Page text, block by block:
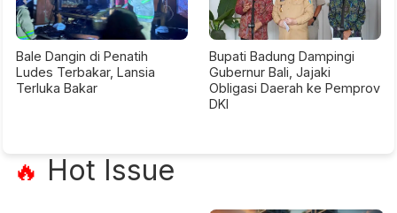
Bale Dangin di Penatih
Ludes Terbakar, Lansia
Terluka Bakar
Bupati Badung Dampingi
Gubernur Bali, Jajaki
Obligasi Daerah ke Pemprov
DKI
🔥 Hot Issue